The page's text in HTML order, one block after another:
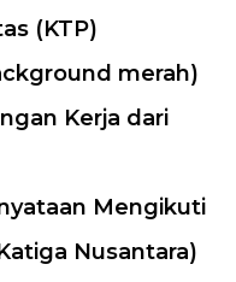
(KTP)
merah)
Kerja dari
Mengikuti
Nusantara)